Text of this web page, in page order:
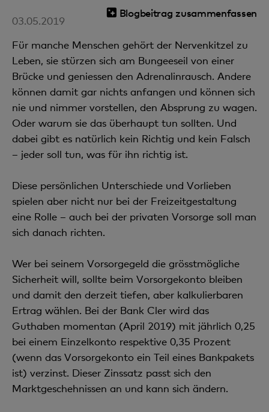
Blogbeitrag zusammenfassen
03.05.2019
Für manche Menschen gehört der Nervenkitzel zu
Leben, sie stürzen sich am Bungeeseil von einer
Brücke und geniessen den Adrenalinrausch. Andere
können damit gar nichts anfangen und können sich
nie und nimmer vorstellen, den Absprung zu wagen.
Oder warum sie das überhaupt tun sollten. Und
dabei gibt es natürlich kein Richtig und kein Falsch
– jeder soll tun, was für ihn richtig ist.
Diese persönlichen Unterschiede und Vorlieben
spielen aber nicht nur bei der Freizeitgestaltung
eine Rolle – auch bei der privaten Vorsorge soll man
sich danach richten.
Wer bei seinem Vorsorgegeld die grösstmögliche
Sicherheit will, sollte beim Vorsorgekonto bleiben
und damit den derzeit tiefen, aber kalkulierbaren
Ertrag wählen. Bei der Bank Cler wird das
Guthaben momentan (April 2019) mit jährlich 0,25
bei einem Einzelkonto respektive 0,35 Prozent
(wenn das Vorsorgekonto ein Teil eines Bankpakets
ist) verzinst. Dieser Zinssatz passt sich den
Marktgeschehnissen an und kann sich ändern.